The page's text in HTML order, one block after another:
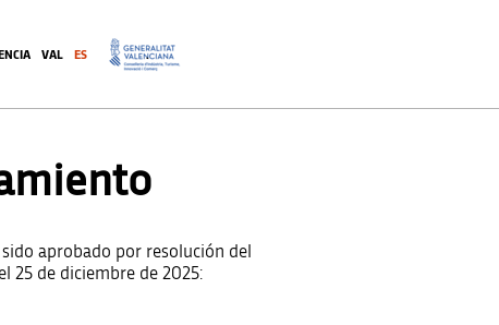
.
VAL ES
aprobado por resolución del
25 de diciembre de 2025: